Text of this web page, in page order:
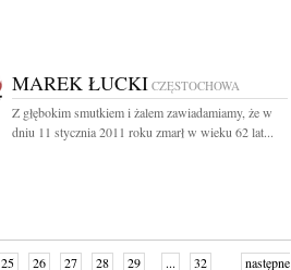
MAREK ŁUCKI CZĘSTOCHOWA
Z głębokim smutkiem i żalem zawiadamiamy, że w
dniu 11 stycznia 2011 roku zmarł w wieku 62 lat...
25 26 27 28 29 ... 32 następne